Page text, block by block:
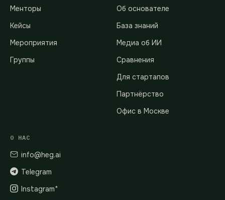
Менторы
Кейсы
Мероприятия
Группы
Об основателе
База знаний
Медиа об ИИ
Сравнения
Для стартапов
Партнёрство
Офис в Москве
О НАС
info@heg.ai
Telegram
Instagram*